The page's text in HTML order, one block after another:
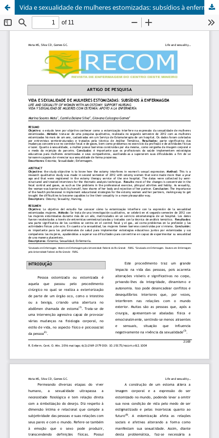
Vida e sexualidade de mulheres estomizadas: subsídios à enfermagem